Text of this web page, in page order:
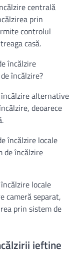
centrală
prin
controlul
casă.
încălzire
încălzire?
încălzire alternative
deoarece
încălzire locale
de încălzire
locale
cameră separat,
prin sistem de
ieftine